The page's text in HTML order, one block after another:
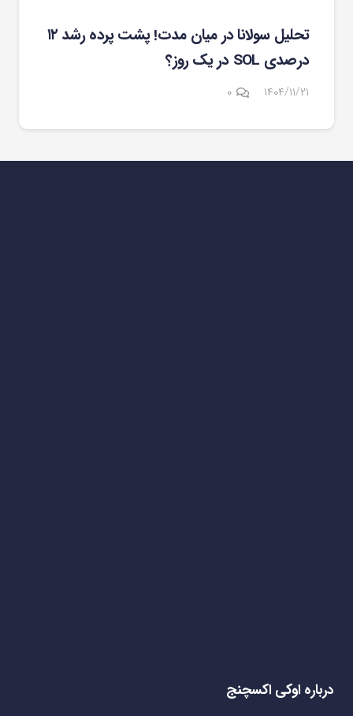
تحلیل سولانا در میان مدت! پشت پرده رشد ۱۲
درصدی SOL در یک روز؟
۱۴۰۴/۱۱/۲۱ ۰
درباره اوکی اکسچنج